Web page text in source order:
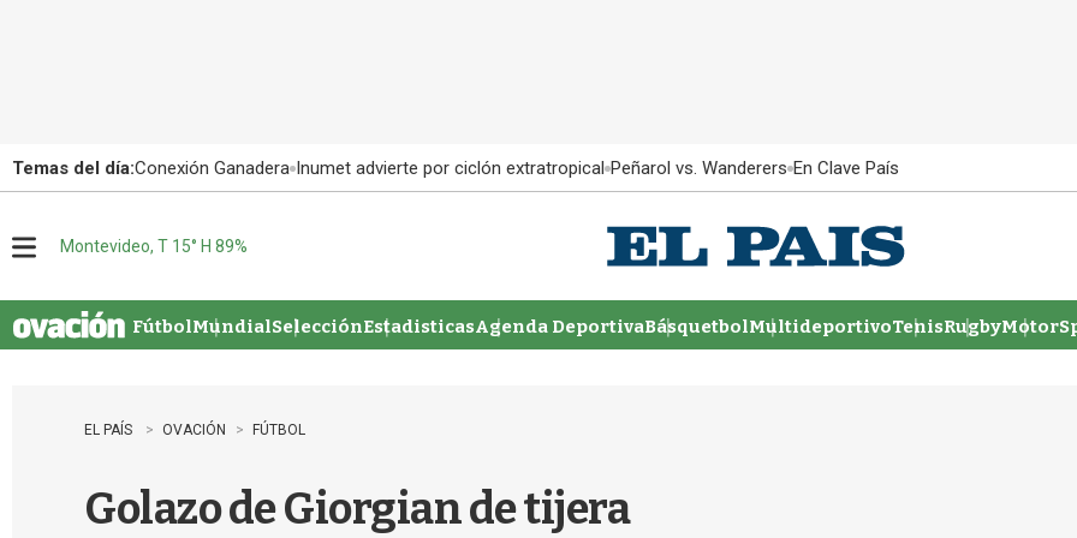
Temas del día:Conexión Ganadera Inumet advierte por ciclón extratropical Peñarol vs. Wanderers En Clave País
u
Montevideo, T 15° H 89%
FútbolMundialSelecciónEstadisticasAgenda DeportivaBásquetbolMultideportivoTenisRugby
EL PAÍS OVACIÓN FÚTBOL
Golazo de Giorgian de tijera